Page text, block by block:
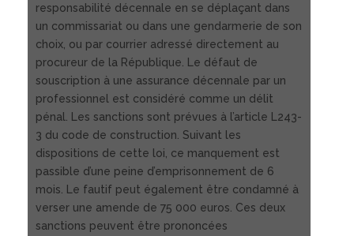
responsabilité décennale en se déplaçant dans
un commissariat ou dans une gendarmerie de son
choix, ou par courrier adressé directement au
procureur de la République. Le défaut de
souscription à une assurance décennale par un
professionnel est considéré comme un délit
pénal. Les sanctions sont prévues à l’article L243-
3 du code de construction. Suivant les
dispositions de cette loi, ce manquement est
passible d’une peine d’emprisonnement de 6
mois. Le fautif peut également être condamné à
verser une amende de 75 000 euros. Ces deux
sanctions peuvent être prononcées